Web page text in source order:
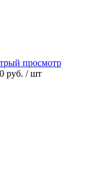
просмотр
руб. / шт